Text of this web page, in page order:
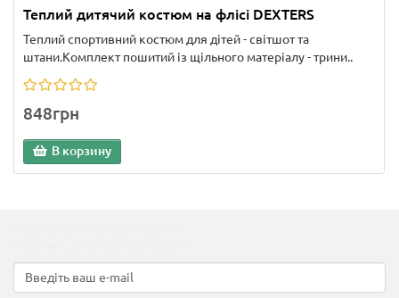
Теплий дитячий костюм на флісі DEXTERS
Теплий спортивний костюм для дітей - світшот та
штани.Комплект пошитий із щільного матеріалу - трини..
848грн
В корзину